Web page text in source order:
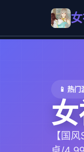
📱 热门
【国